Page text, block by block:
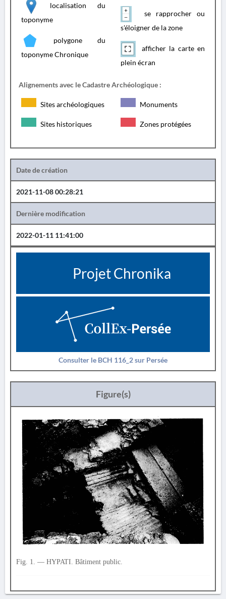
localisation du
toponyme
polygone du
toponyme Chronique
se rapprocher ou
s'éloigner de la zone
afficher la carte en
plein écran
Alignements avec le Cadastre Archéologique :
Sites archéologiques Monuments
Sites historiques Zones protégées
Date de création
2021-11-08 00:28:21
Dernière modification
2022-01-11 11:41:00
Projet Chronika
Consulter le BCH 116_2 sur Persée
Figure(s)
Fig. 1. — HYPATI. Bâtiment public.